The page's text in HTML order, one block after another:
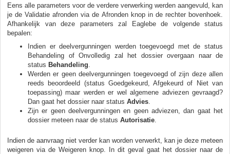
Eens alle parameters voor de verdere verwerking werden aangevuld, kan
je de Validatie afronden via de Afronden knop in de rechter bovenhoek.
Afhankelijk van deze parameters zal Eaglebe de volgende status
bepalen:
Indien er deelvergunningen werden toegevoegd met de status
Behandeling of Onvolledig zal het dossier overgaan naar de
status Behandeling.
Werden er geen deelvergunningen toegevoegd of zijn deze allen
reeds beoordeeld (status Goedgekeurd, Afgekeurd of Niet van
toepassing) maar werden er wel algemene adviezen gevraagd?
Dan gaat het dossier naar status Advies.
Zijn er geen deelvergunningen en geen adviezen, dan gaat het
dossier meteen naar de status Autorisatie.
Indien de aanvraag niet verder kan worden verwerkt, kan je deze meteen
weigeren via de Weigeren knop. In dit geval gaat het dossier naar de